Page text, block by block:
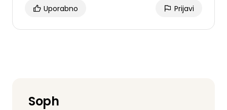
Uporabno Prijavi
Soph